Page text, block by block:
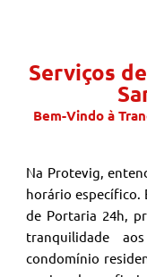
Serviços
Bem-Vindo à
Na Protevig,
horário específico.
de Portaria 24h,
tranquilidade
condomínio